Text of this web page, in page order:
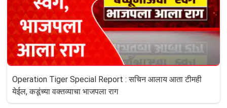
Operation Tiger Special Report : सचिन आलाय आता टीमही
येईल, कडूंच्या वक्तव्याचा भाजपला राग